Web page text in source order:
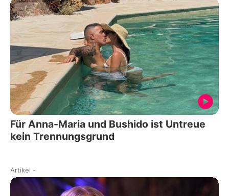
Für Anna-Maria und Bushido ist Untreue
kein Trennungsgrund
Artikel -